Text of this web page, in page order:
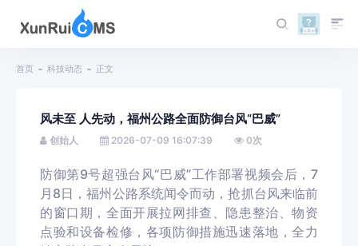
首页 科技动态 正文
风未至 人先动，福州公路全面防御台风“巴威”
创始人 2026-07-09 16:07:39 0次
防御第9号超强台风“巴威”工作部署视频会后，7
月8日，福州公路系统闻令而动，抢抓台风来临前
的窗口期，全面开展拉网排查、隐患整治、物资
点验和设备检修，各项防御措施迅速落地，全力